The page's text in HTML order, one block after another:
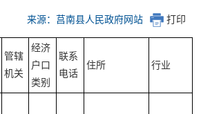
来源：莒南县人民政府网站 打印
管辖
机关
经济
户口
类别
联系
电话
住所 行业